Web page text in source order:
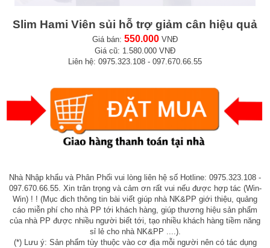
Slim Hami Viên sủi hỗ trợ giảm cân hiệu quả
Giá bán: 550.000 VNĐ
Giá cũ: 1.580.000 VNĐ
Liên hệ: 0975.323.108 - 097.670.66.55
Nhà Nhập khẩu và Phân Phối vui lòng liên hệ số Hotline: 0975.323.108 -
097.670.66.55. Xin trân trọng và cảm ơn rất vui nếu được hợp tác (Win-
Win) ! ! (Mục đich thông tin bài viết giúp nhà NK&PP giới thiệu, quảng
cáo miễn phí cho nhà PP tới khách hàng, giúp thương hiệu sản phẩm
của nhà PP được nhiều người biết tới, tạo nhiều khách hàng tiềm năng
sỉ lẻ cho nhà NK&PP ....).
(*) Lưu ý: Sản phẩm tùy thuộc vào cơ địa mỗi người nên có tác dụng